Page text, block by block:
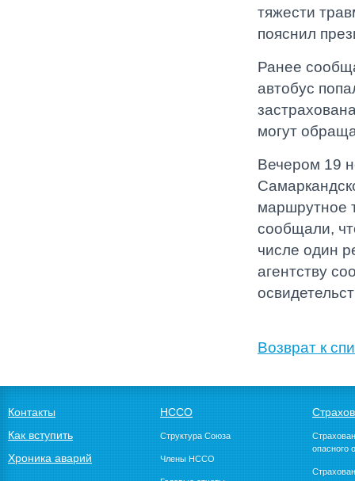
тяжести
пояснил
Ранее
автобус
могут
Вечером 19
маршрутное
сообщали,
числе один
агентству
Возврат к
Контакты
Как вступить
Хроника аварий
НССО
Структура Союза
Члены НССО
опасного